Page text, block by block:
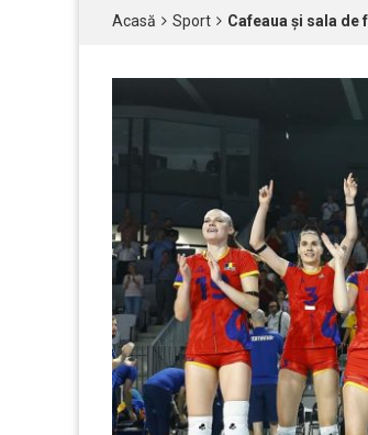
Acasă Sport Cafeaua și sala